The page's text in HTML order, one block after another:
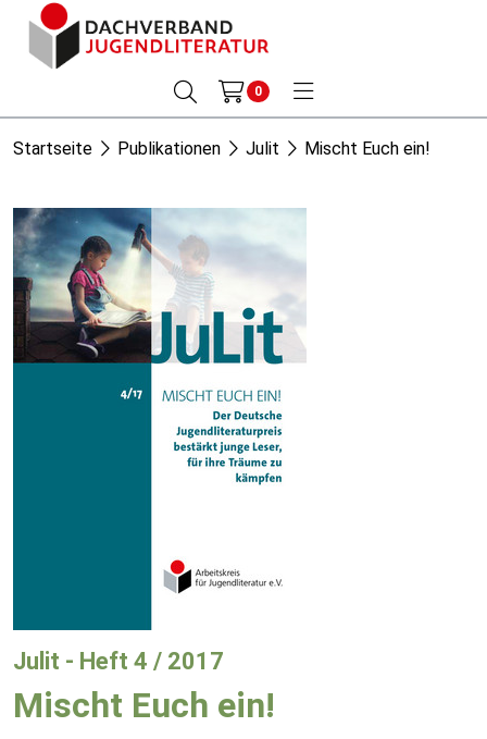
0
Startseite Publikationen Julit Mischt Euch ein!
Julit - Heft 4 / 2017
Mischt Euch ein!